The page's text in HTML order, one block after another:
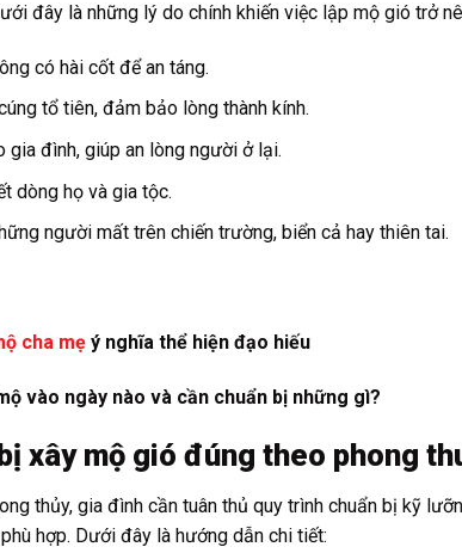
đây là những lý do chính khiến việc lập mộ gió trở
có hài cốt để an táng.
tổ tiên, đảm bảo lòng thành kính.
gia đình, giúp an lòng người ở lại.
dòng họ và gia tộc.
người mất trên chiến trường, biển cả hay thiên tai.
cha mẹ ý nghĩa thể hiện đạo hiếu
vào ngày nào và cần chuẩn bị những gì?
xây mộ gió đúng theo phong
thủy, gia đình cần tuân thủ quy trình chuẩn bị kỹ
hợp. Dưới đây là hướng dẫn chi tiết: